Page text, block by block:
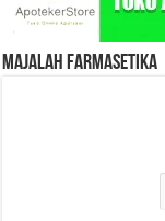
Majalah Farmasetika